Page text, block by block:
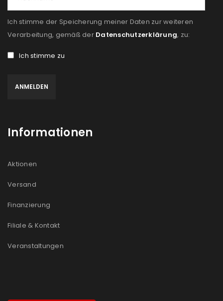
Ich stimme der Speicherung meiner Daten zur weiteren
Verarbeitung, gemäß der Datenschutzerklärung, zu:
Ich stimme zu
Informationen
Aktionen
Versand
Finanzierung
Filiale & Kontakt
Veranstaltungen